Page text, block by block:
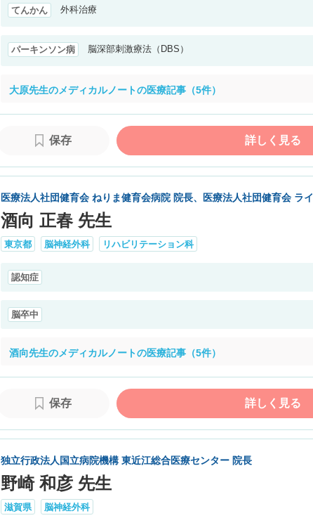
てんかん 外科治療
パーキンソン病 脳深部刺激療法（DBS）
大原先生のメディカルノートの医療記事（5件）
保存 詳しく見る
医療法人社団健育会 ねりま健育会病院 院長、医療法人社団健育会 ラ
酒向 正春 先生
東京都 脳神経外科 リハビリテーション科
認知症
脳卒中
酒向先生のメディカルノートの医療記事（5件）
保存 詳しく見る
独立行政法人国立病院機構 東近江総合医療センター 院長
野崎 和彦 先生
滋賀県 脳神経外科